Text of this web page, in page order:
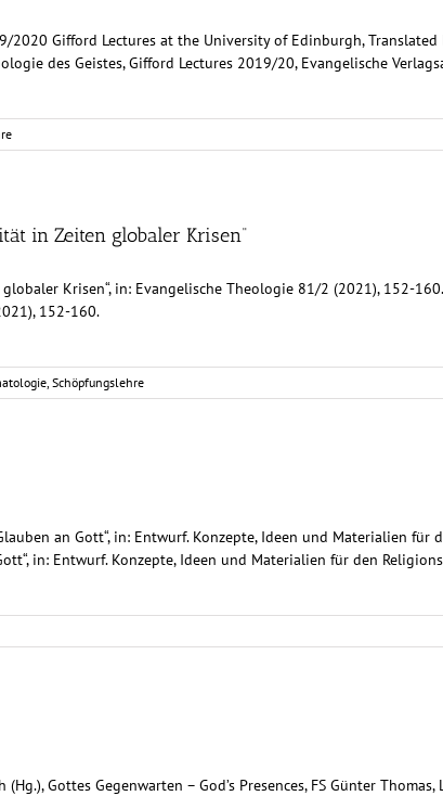
Gifford Lectures at the University of Edinburgh,
des Geistes, Gifford Lectures 2019/20, Evangelische
in Zeiten globaler Krisen“
Krisen“, in: Evangelische Theologie 81/2 (2021), 152-
152-160.
, Schöpfungslehre
an Gott“, in: Entwurf. Konzepte, Ideen und Materialien
in: Entwurf. Konzepte, Ideen und Materialien für den
Gottes Gegenwarten – God’s Presences, FS Günter